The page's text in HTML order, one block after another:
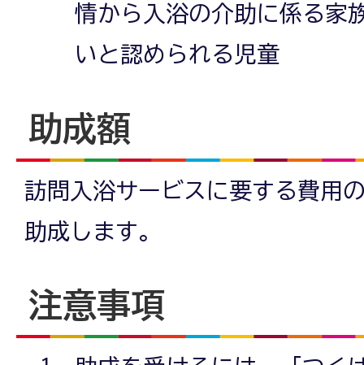
情から入浴の介助に係る家
いと認められる児童
助成額
訪問入浴サービスに要する費用
助成します。
注意事項